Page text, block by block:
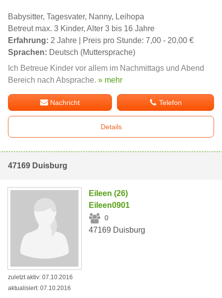
Babysitter, Tagesvater, Nanny, Leihopa
Betreut max. 3 Kinder, Alter 3 bis 16 Jahre
Erfahrung: 2 Jahre | Preis pro Stunde: 7,00 - 20,00 €
Sprachen: Deutsch (Muttersprache)
Ich Betreue Kinder vor allem im Nachmittags und Abend
Bereich nach Absprache. » mehr
Nachricht Telefon
Details
47169 Duisburg
Eileen (26)
Eileen0901
0
47169 Duisburg
zuletzt aktiv: 07.10.2016
aktualisiert: 07.10.2016